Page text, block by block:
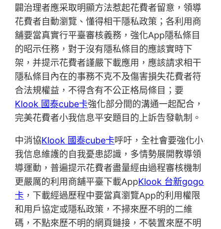
闢治理者應采取明顯方法惹起花費者留意，領導
花費者自動瀏覽、懂得相干隱私政策；各利用商
舖要當真實行平臺審核義務，強化App隱私條目
的昭示任務，對于沒有隱私條目的應該實時下
架，并提示花費者謹嚴下載應用，應該請求相干
隱私條目內在的事務不克不及傷害損失花費者符
合法規權益，不得含有不公正格局條目；要
Klook 國泰cube卡強化部分間的溝通一起配合，
完美花費者小我信息平安題目的上訴告發軌制。
中消協Klook 國泰cube卡呼吁，全社會要強化小
我信息維護的自我憂患認識，多情勢展開教導領
導運動，普遍提示花費者盡量經由過程審核機制
更嚴厲的利用商舖平臺下載AppKlook 台新gogo
卡 ，下載經過歷程中要當真瀏覽App的利用權限
和用戶協定或隱私政策，不掃來歷不明的二維
碼，不點來歷不明的網頁鏈接，不裝置來歷不明